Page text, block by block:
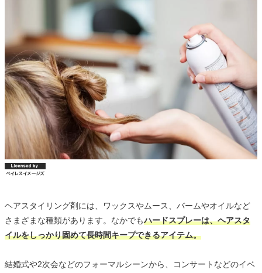
ヘアスタイリング剤には、ワックスやムース、バームやオイルなど
さまざまな種類があります。なかでもハードスプレーは、ヘアスタ
イルをしっかり固めて長時間キープできるアイテム。
結婚式や2次会などのフォーマルシーンから、コンサートなどのイベ